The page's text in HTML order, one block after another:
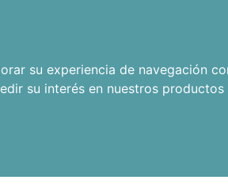
su experiencia de navegación
su interés en nuestros